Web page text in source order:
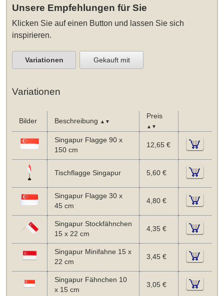
Unsere Empfehlungen für Sie
Klicken Sie auf einen Button und lassen Sie sich
inspirieren.
Variationen Gekauft mit
Variationen
Bilder Beschreibung ▲▼
Preis
▲▼
Singapur Flagge 90 x
150 cm
12,65 €
Tischflagge Singapur 5,60 €
Singapur Flagge 30 x
45 cm
4,80 €
Singapur Stockfähnchen
15 x 22 cm
4,35 €
Singapur Minifahne 15 x
22 cm
3,45 €
Singapur Fähnchen 10
x 15 cm
3,05 €